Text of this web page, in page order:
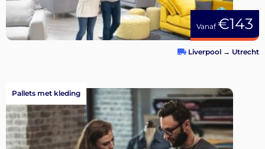
Vanaf€143
Liverpool → Utrecht
Pallets met kleding